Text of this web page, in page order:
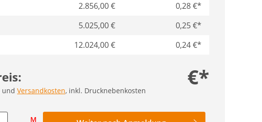
2.856,00 €
0,28 €*
5.025,00 €
0,25 €*
12.024,00 € 0,24 €*
€*
und Versandkosten, inkl. Drucknebenkosten
M